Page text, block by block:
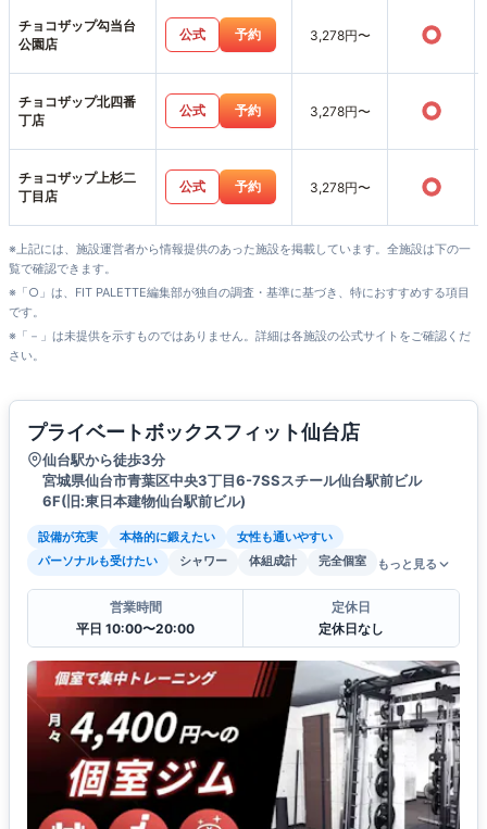
チョコザップ勾当台
公園店
公式 予約 3,278円〜 ○
チョコザップ北四番
丁店
公式 予約 3,278円〜 ○
チョコザップ上杉二
丁目店
公式 予約 3,278円〜 ○
※上記には、施設運営者から情報提供のあった施設を掲載しています。全施設は下の一
覧で確認できます。
※「○」は、FIT PALETTE編集部が独自の調査・基準に基づき、特におすすめする項目
です。
※「－」は未提供を示すものではありません。詳細は各施設の公式サイトをご確認くだ
さい。
プライベートボックスフィット仙台店
仙台駅から徒歩3分
宮城県仙台市青葉区中央3丁目6-7SSスチール仙台駅前ビル
6F(旧:東日本建物仙台駅前ビル)
設備が充実 本格的に鍛えたい
女性も通いやすい
パーソナルも受けたい
シャワー 体組成計 完全個室 もっと見る
営業時間
平日 10:00〜20:00
定休日
定休日なし